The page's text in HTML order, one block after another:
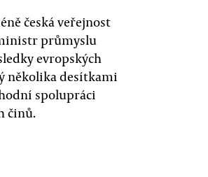
česká veřejnost
průmyslu
evropských
několika desítkami
spolupráci
činů.